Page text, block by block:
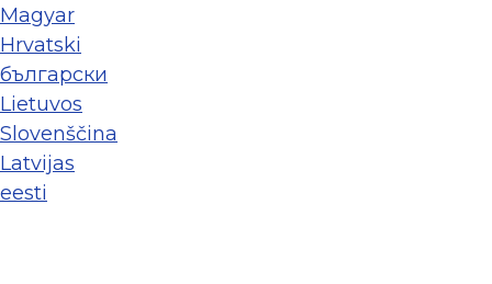
Magyar
Hrvatski
български
Lietuvos
Slovenščina
Latvijas
eesti